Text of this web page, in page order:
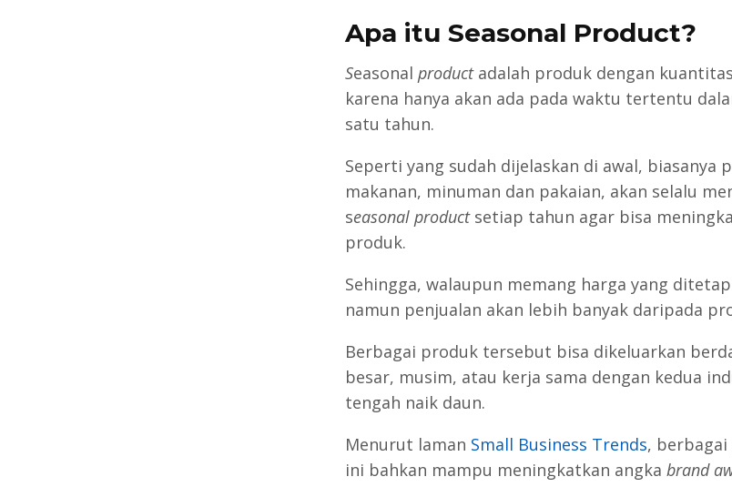
Apa itu Seasonal Product?
Seasonal product adalah produk dengan
karena hanya akan ada pada waktu tertentu
satu tahun.
Seperti yang sudah dijelaskan di awal, biasanya
makanan, minuman dan pakaian, akan selalu
seasonal productsetiap tahun agar bisa
produk.
Sehingga, walaupun memang harga yang
namun penjualan akan lebih banyak daripada
Berbagai produk tersebut bisa dikeluarkan
besar, musim, atau kerja sama dengan kedua
tengah naik daun.
Menurut laman Small Business Trends,
ini bahkan mampu meningkatkan angka brand